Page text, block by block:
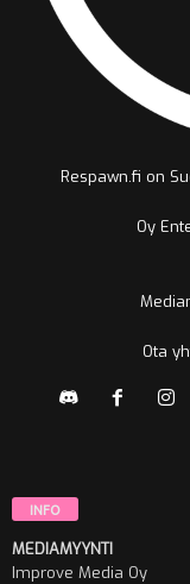
Respawn.fi on
Oy
Ota
INFO
MEDIAMYYNTI
Improve Media Oy